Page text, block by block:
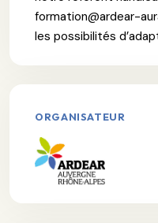
formation@ardear-
les possibilités
ORGANISATEUR